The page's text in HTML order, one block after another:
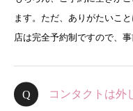
ます。ただ、ありがたいこ
店は完全予約制ですので、
コンタクトは外